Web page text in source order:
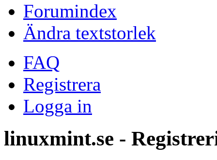
Forumindex
Ändra textstorlek
FAQ
Registrera
Logga in
linuxmint.se -